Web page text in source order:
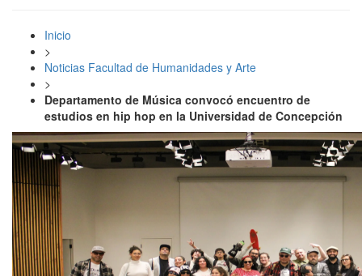
Inicio
>
Noticias Facultad de Humanidades y Arte
>
Departamento de Música convocó encuentro de
estudios en hip hop en la Universidad de Concepción